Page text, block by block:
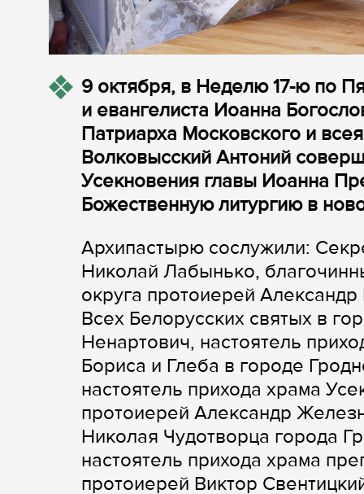
9 октября, в Неделю 17-ю по
и евангелиста Иоанна
Патриарха Московского и
Волковысский Антоний
Усекновения главы Иоанна
Божественную литургию в
Архипастырю сослужили:
Николай Лабынько,
округа протоиерей
Всех Белорусских святых в
Ненартович, настоятель
Бориса и Глеба в городе
настоятель прихода храма
протоиерей Александр
Николая Чудотворца города
настоятель прихода храма
протоиерей Виктор